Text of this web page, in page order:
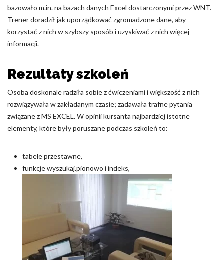
bazowało m.in. na bazach danych Excel dostarczonymi przez WNT.
Trener doradził jak uporządkować zgromadzone dane, aby
korzystać z nich w szybszy sposób i uzyskiwać z nich więcej
informacji.
Rezultaty szkoleń
Osoba doskonale radziła sobie z ćwiczeniami i większość z nich
rozwiązywała w zakładanym czasie; zadawała trafne pytania
związane z MS EXCEL. W opinii kursanta najbardziej istotne
elementy, które były poruszane podczas szkoleń to:
tabele przestawne,
funkcje wyszukaj.pionowo i indeks,